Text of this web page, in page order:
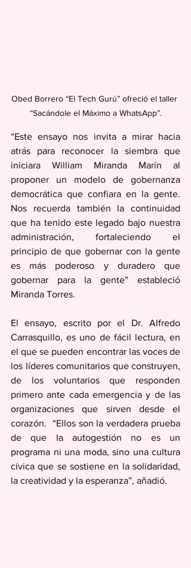
Obed Borrero “El Tech Gurú” ofreció el taller
“Sacándole el Máximo a WhatsApp”.
“Este ensayo nos invita a mirar hacia
atrás para reconocer la siembra que
iniciara William Miranda Marín al
proponer un modelo de gobernanza
democrática que confiara en la gente.
Nos recuerda también la continuidad
que ha tenido este legado bajo nuestra
administración, fortaleciendo el
principio de que gobernar con la gente
es más poderoso y duradero que
gobernar para la gente” estableció
Miranda Torres.
El ensayo, escrito por el Dr. Alfredo
Carrasquillo, es uno de fácil lectura, en
el que se pueden encontrar las voces de
los líderes comunitarios que construyen,
de los voluntarios que responden
primero ante cada emergencia y de las
organizaciones que sirven desde el
corazón.  “Ellos son la verdadera prueba
de que la autogestión no es un
programa ni una moda, sino una cultura
cívica que se sostiene en la solidaridad,
la creatividad y la esperanza”, añadió.